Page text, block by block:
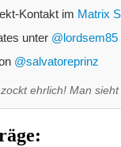
Kontakt im Matrix
unter @lordsem85
@salvatoreprinz
ehrlich! Man